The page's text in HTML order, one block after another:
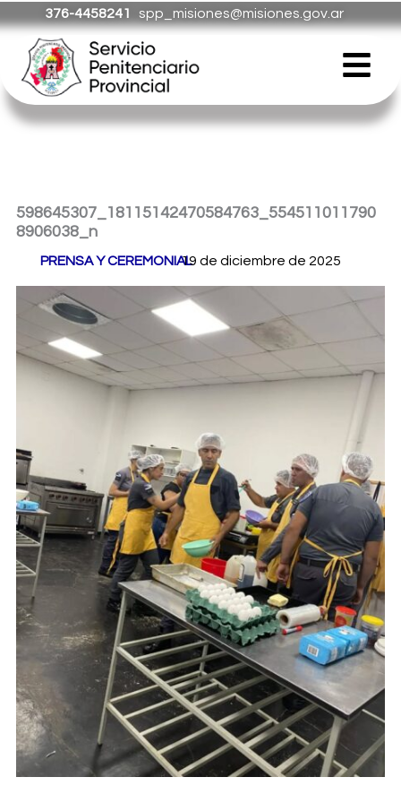
al
contenido
376-4458241 spp_misiones@misiones.gov.ar
598645307_18115142470584763_554511011790
8906038_n
PRENSA Y CEREMONIAL/
19 de diciembre de 2025